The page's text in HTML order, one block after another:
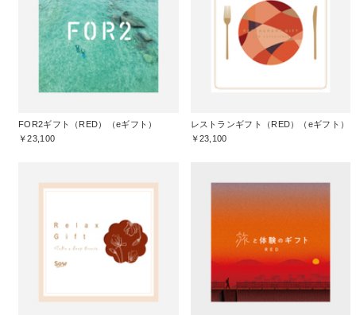
FOR2ギフト（RED）（eギフト）
￥23,100
レストランギフト（RED）（eギフト）
￥23,100